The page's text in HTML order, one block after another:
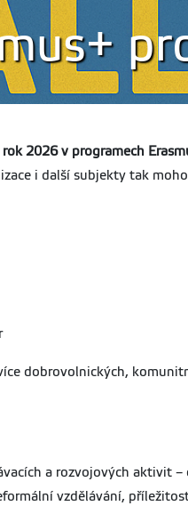
2026 v programech
i další subjekty tak
dobrovolnických,
a rozvojových aktivit
vzdělávání,